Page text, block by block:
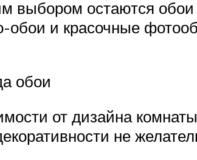
выбором остаются
обои и красочные
обои
от дизайна
не